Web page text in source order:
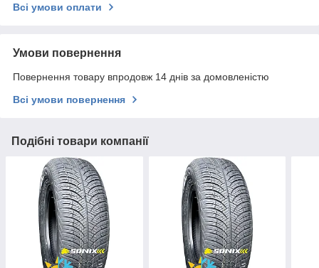
Всі умови оплати
Умови повернення
Повернення товару впродовж 14 днів за домовленістю
Всі умови повернення
Подібні товари компанії